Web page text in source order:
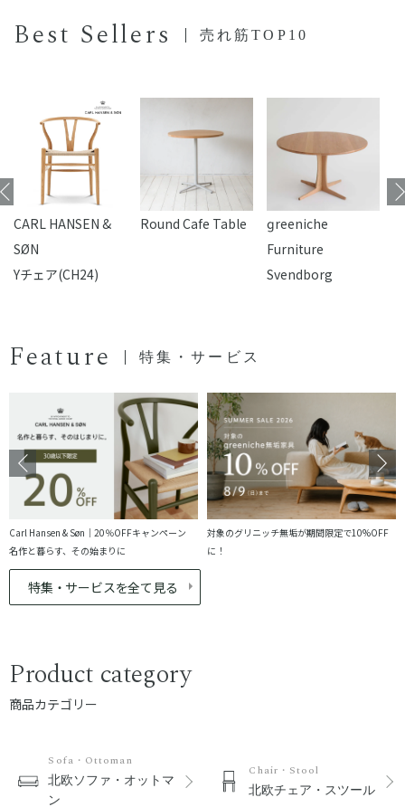
Best Sellers 売れ筋TOP10
CARL HANSEN &
SØN
Yチェア(CH24)
Round Cafe Table
reeniche
Furniture
Svendborg
Feature 特集・サービス
Carl Hansen & Søn｜20％OFFキャンペーン
名作と暮らす、その始まりに
対象のグリニッチ無垢が期間限定で10%OFF
に！
特集・サービスを全て見る
Product category
商品カテゴリー
Sofa・Ottoman
北欧ソファ・オットマ
ン
Chair・Stool
北欧チェア・スツール